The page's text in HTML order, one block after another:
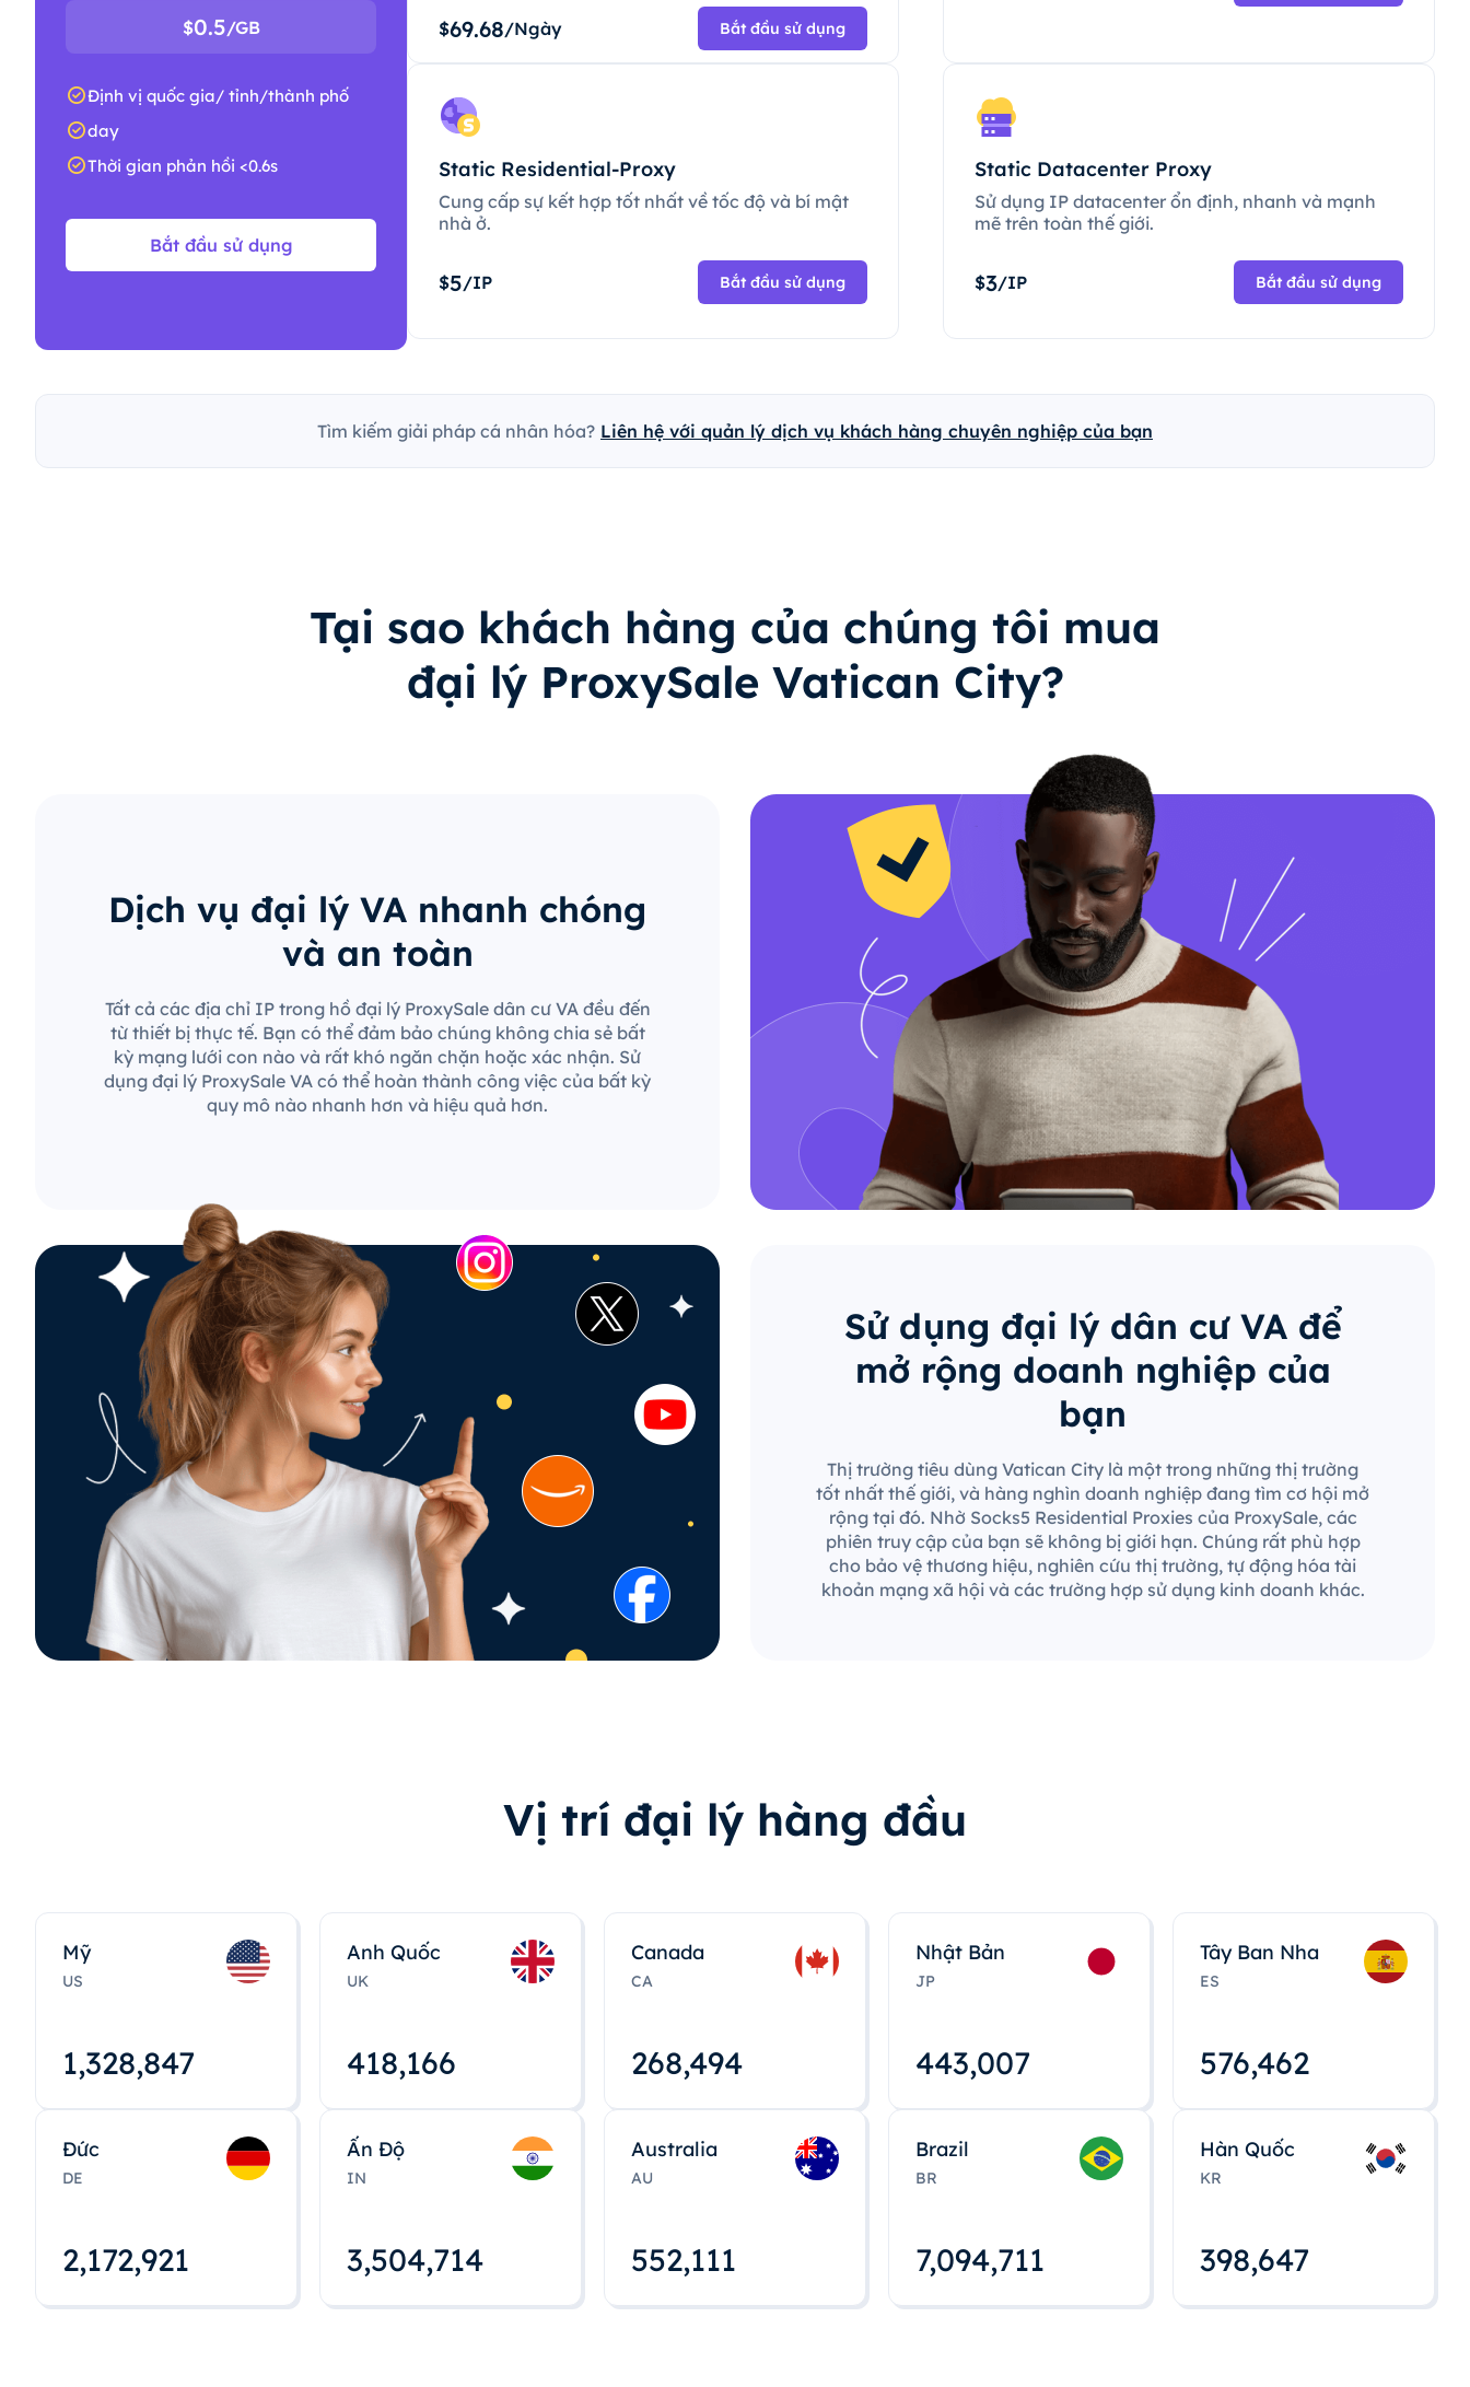
$0.5/GB
Định vị quốc gia/ tỉnh/thành phố
day
Thời gian phản hồi <0.6s
Bắt đầu sử dụng
$69.68/Ngày Bắt đầu sử dụng
Static Residential-Proxy
Cung cấp sự kết hợp tốt nhất về tốc độ và bí mật
nhà ở.
$5/IP Bắt đầu sử dụng
Static Datacenter Proxy
Sử dụng IP datacenter ổn định, nhanh và mạnh
mẽ trên toàn thế giới.
$3/IP Bắt đầu sử dụng
Tìm kiếm giải pháp cá nhân hóa? Liên hệ với quản lý dịch vụ khách hàng chuyên nghiệp của bạn
Tại sao khách hàng của chúng tôi mua
đại lý ProxySale Vatican City?
Dịch vụ đại lý VA nhanh chóng
và an toàn
Tất cả các địa chỉ IP trong hồ đại lý ProxySale dân cư VA đều đến
từ thiết bị thực tế. Bạn có thể đảm bảo chúng không chia sẻ bất
kỳ mạng lưới con nào và rất khó ngăn chặn hoặc xác nhận. Sử
dụng đại lý ProxySale VA có thể hoàn thành công việc của bất kỳ
quy mô nào nhanh hơn và hiệu quả hơn.
Sử dụng đại lý dân cư VA để
mở rộng doanh nghiệp của
bạn
Thị trường tiêu dùng Vatican City là một trong những thị trường
tốt nhất thế giới, và hàng nghìn doanh nghiệp đang tìm cơ hội mở
rộng tại đó. Nhờ Socks5 Residential Proxies của ProxySale, các
phiên truy cập của bạn sẽ không bị giới hạn. Chúng rất phù hợp
cho bảo vệ thương hiệu, nghiên cứu thị trường, tự động hóa tài
khoản mạng xã hội và các trường hợp sử dụng kinh doanh khác.
Vị trí đại lý hàng đầu
Mỹ
US
1,328,848
Anh Quốc
UK
418,167
Canada
CA
268,495
Nhật Bản
JP
443,008
Tây Ban Nha
ES
576,463
Đức
DE
2,172,922
Ấn Độ
IN
3,504,715
Australia
AU
552,112
Brazil
BR
7,094,712
Hàn Quốc
KR
398,648